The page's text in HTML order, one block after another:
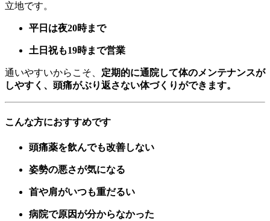
立地です。
平日は夜20時まで
土日祝も19時まで営業
通いやすいからこそ、 定期的に通院して体のメンテナンスが
しやすく、頭痛がぶり返さない体づくりができます。
こんな方におすすめです
頭痛薬を飲んでも改善しない
姿勢の悪さが気になる
首や肩がいつも重だるい
病院で原因が分からなかった